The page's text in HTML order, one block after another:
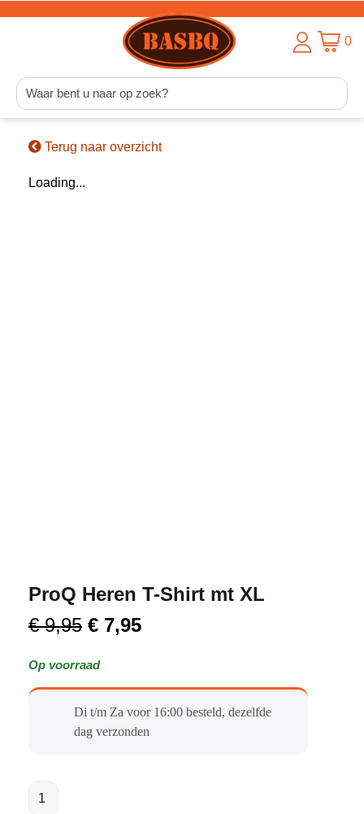
0
Terug naar overzicht
Loading...
ProQ Heren T-Shirt mt XL
€9,95 € 7,95
Op voorraad
Di t/m Za voor 16:00 besteld, dezelfde
dag verzonden​